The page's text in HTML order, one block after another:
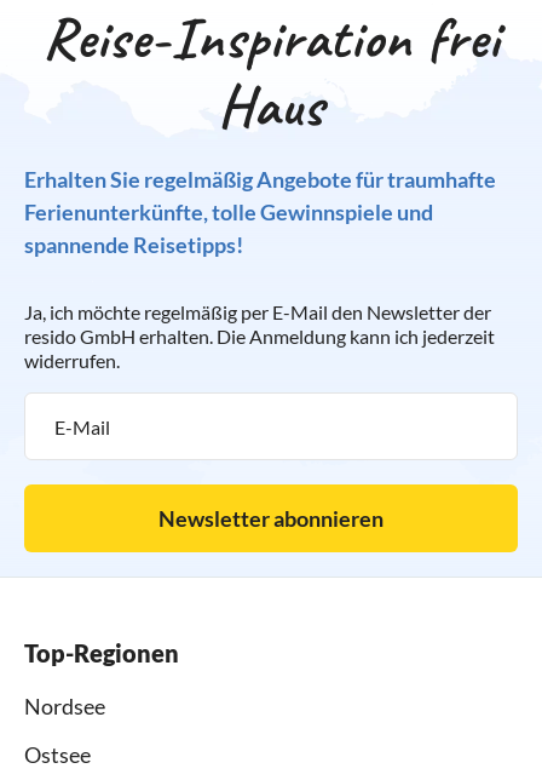
Reise-Inspiration frei
Haus
Erhalten Sie regelmäßig Angebote für traumhafte
Ferienunterkünfte, tolle Gewinnspiele und
spannende Reisetipps!
Ja, ich möchte regelmäßig per E-Mail den Newsletter der
resido GmbH erhalten. Die Anmeldung kann ich jederzeit
widerrufen.
Newsletter abonnieren
Top-Regionen
Nordsee
Ostsee